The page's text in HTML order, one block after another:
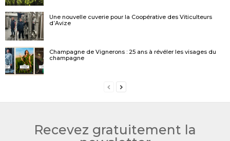
Une nouvelle cuverie pour la Coopérative des Viticulteurs
d’Avize
Champagne de Vignerons : 25 ans à révéler les visages du
champagne
Recevez gratuitement la